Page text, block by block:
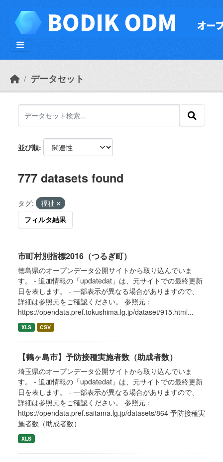
データセット
並び順
777 datasets found
タグ:
福祉
フィルタ結果
市町村別指標2016（つるぎ町）
徳島県のオープンデータ公開サイトから取り込んでいま
す。 - 追加情報の「updatedat」は、元サイトでの最終更新
日を表します。 - 一部表示が異なる場合がありますので、
詳細は参照元をご確認ください。 参照元：
https://opendata.pref.tokushima.lg.jp/dataset/915.html...
XLS CSV
【鶴ヶ島市】予防接種実施者数（助成者数）
埼玉県のオープンデータ公開サイトから取り込んでいま
す。 - 追加情報の「updatedat」は、元サイトでの最終更新
日を表します。 - 一部表示が異なる場合がありますので、
詳細は参照元をご確認ください。 参照元：
https://opendata.pref.saitama.lg.jp/datasets/864 予防接種実
施者数（助成者数）
XLS